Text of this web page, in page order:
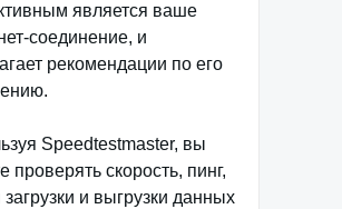
является ваше
соединение, и
рекомендации по его
Speedtestmaster, вы
проверять скорость, пинг,
и выгрузки данных